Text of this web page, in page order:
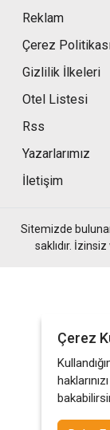
Reklam
Çerez
Gizlilik İlkeleri
Otel Listesi
Rss
Yazarlarımız
İletişim
Sitemizde
saklıdır.
Çerez